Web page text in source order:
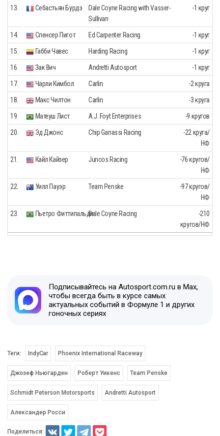
13. Себастьян Бурдэ
Dale Coyne Racing with Vasser-
Sullivan
-1 круг
14. Спенсер Пигот Ed Carpenter Racing -1 круг
15. Габби Чавес Harding Racing -1 круг
16. Зак Вич Andretti Autosport -1 круг
17. Чарли Кимбол Carlin -2 круга
18. Макс Чилтон Carlin -3 круга
19. Матеуш Лист A.J. Foyt Enterprises -9 кругов
20. Эд Джонс Chip Ganassi Racing
-22 круга/
НФ
21. Кайл Кайзер Juncos Racing
-76 кругов/
НФ
22. Уилл Пауэр Team Penske
-97 кругов/
НФ
23. Пьетро ФиттипальдиDale Coyne Racing
-210
кругов/НФ
Подписывайтесь на Autosport.com.ru в Max,
чтобы всегда быть в курсе самых
актуальных событий в Формуле 1 и других
гоночных сериях
Теги: IndyCar Phoenix International Raceway
Джозеф Ньюгарден Роберт Уикенс Team Penske
Schmidt Peterson Motorsports Andretti Autosport
Александер Росси
Поделиться: